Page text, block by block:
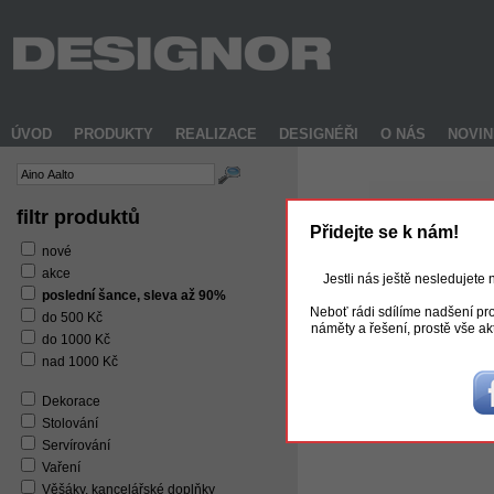
ÚVOD PRODUKTY REALIZACE DESIGNÉŘI O NÁS
filtr produktů
nové
akce
poslední šance, sleva až 90%
do 500 Kč
do 1000 Kč
nad 1000 Kč
Dekorace
Stolování
Servírování
Vaření
Věšáky, kancelářské doplňky
Přidejte se k nám!
Jestli nás ještě nesledujete
Neboť rádi sdílíme nadšení
náměty a řešení, prostě vše